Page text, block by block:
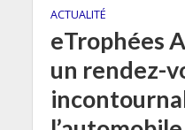
ACTUALITÉ
eTrophées
un rendez-